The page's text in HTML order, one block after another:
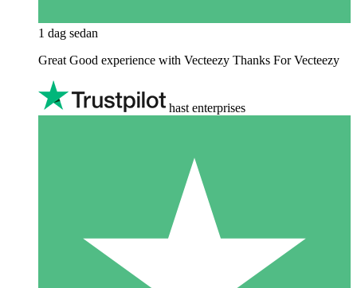
1 dag sedan
Great Good experience with Vecteezy Thanks For Vecteezy
hast enterprises